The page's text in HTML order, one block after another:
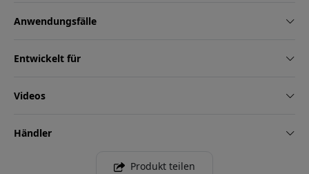
Anwendungsfälle
Entwickelt für
Videos
Händler
Produkt teilen